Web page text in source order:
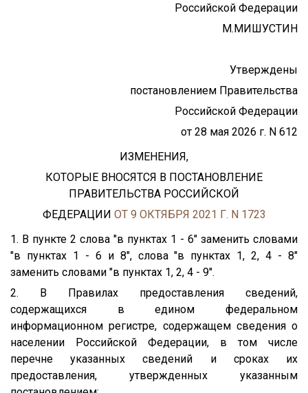
Российской Федерации
М.МИШУСТИН
Утверждены
постановлением Правительства
Российской Федерации
от 28 мая 2026 г. N 612
ИЗМЕНЕНИЯ,
КОТОРЫЕ ВНОСЯТСЯ В ПОСТАНОВЛЕНИЕ
ПРАВИТЕЛЬСТВА РОССИЙСКОЙ
ФЕДЕРАЦИИ ОТ 9 ОКТЯБРЯ 2021 Г. N 1723
1. В пункте 2 слова "в пунктах 1 - 6" заменить словами
"в пунктах 1 - 6 и 8", слова "в пунктах 1, 2, 4 - 8"
заменить словами "в пунктах 1, 2, 4 - 9".
2. В Правилах предоставления сведений,
содержащихся в едином федеральном
информационном регистре, содержащем сведения о
населении Российской Федерации, в том числе
перечне указанных сведений и сроках их
предоставления, утвержденных указанным